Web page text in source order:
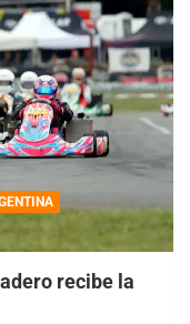
recibe la